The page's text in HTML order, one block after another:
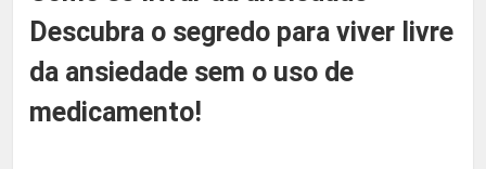
d
d
Descubra o segredo para viver livre
da ansiedade sem o uso de
medicamento!